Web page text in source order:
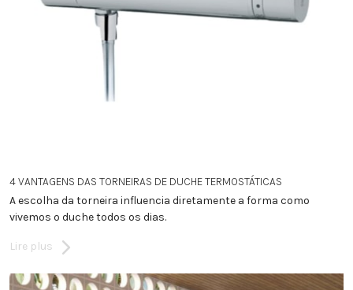
4 VANTAGENS DAS TORNEIRAS DE DUCHE TERMOSTÁTICAS
A escolha da torneira influencia diretamente a forma como
vivemos o duche todos os dias.
Lire plus